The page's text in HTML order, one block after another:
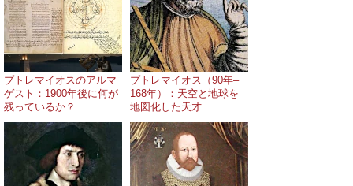
プトレマイオスのアルマ
ゲスト：1900年後に何が
残っているか？
プトレマイオス（90年–
168年）：天空と地球を
地図化した天才